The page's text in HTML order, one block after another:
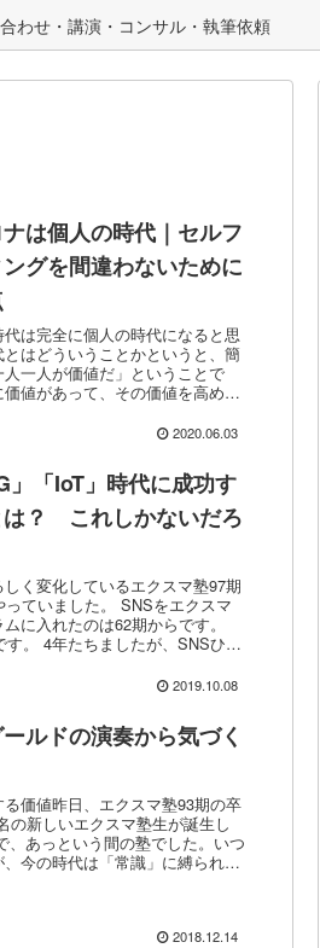
わせ・講演・コンサル・執筆依頼
は個人の時代｜セルフ
グを間違わないために
は完全に個人の時代になると思
とはどういうことかというと、簡
一人が価値だ」ということで
値があって、その価値を高めて
も個人の価値を上げる意識を持つ
2020.06.03
」「IoT」時代に成功す
は？ これしかないだろ
く変化しているエクスマ塾97期
ていました。 SNSをエクスマ
に入れたのは62期からです。
す。 4年たちましたが、SNSひと
2019.10.08
ルドの演奏から気づく
価値昨日、エクスマ塾93期の卒
の新しいエクスマ塾生が誕生し
、あっという間の塾でした。いつ
今の時代は「常識」に縛られて
2018.12.14